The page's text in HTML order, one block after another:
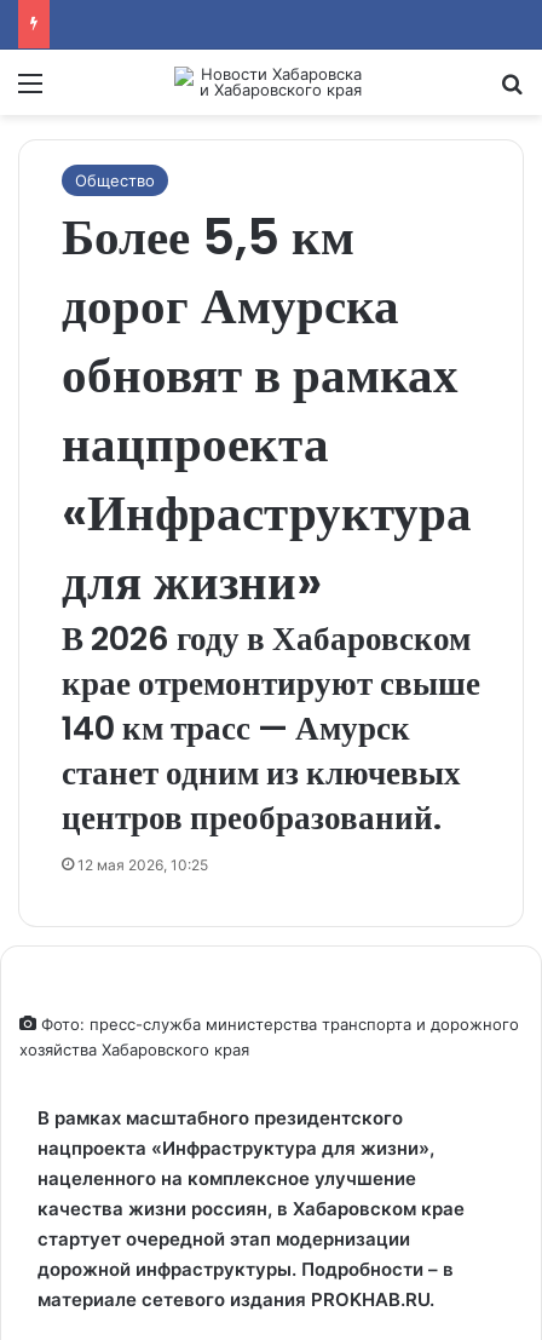
Menu
Общество
Более 5,5 км
дорог Амурска
обновят в рамках
нацпроекта
«Инфраструктура
для жизни»
В 2026 году в Хабаровском
крае отремонтируют свыше
140 км трасс — Амурск
станет одним из ключевых
центров преобразований.
12 мая 2026, 10:25
Фото: пресс-служба министерства транспорта и дорожного
хозяйства Хабаровского края
В рамках масштабного президентского
нацпроекта «Инфраструктура для жизни»,
нацеленного на комплексное улучшение
качества жизни россиян, в Хабаровском крае
стартует очередной этап модернизации
дорожной инфраструктуры. Подробности – в
материале сетевого издания PROKHAB.RU.